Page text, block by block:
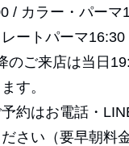
/ カラー・パーマ
ートパーマ16:30
のご来店は当日
す。
約はお電話・
さい（要早朝料